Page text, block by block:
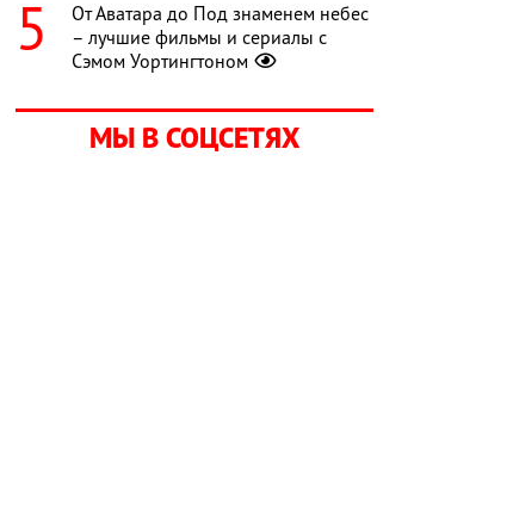
От Аватара до Под знаменем небес
– лучшие фильмы и сериалы с
Сэмом Уортингтоном
МЫ В СОЦСЕТЯХ